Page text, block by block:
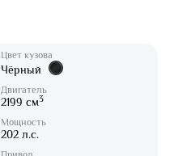
Цвет кузова
Чёрный
Двигатель
2199 см3
Мощность
202 л.с.